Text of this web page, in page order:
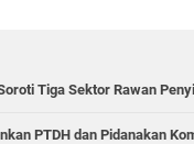
Tiga Sektor Rawan
PTDH dan Pidanakan